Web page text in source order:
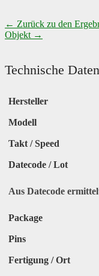
← Zurück zu den
Objekt →
Technische Daten
Hersteller
Modell
Takt / Speed
Datecode / Lot
Aus Datecode
Package
Pins
Fertigung / Ort